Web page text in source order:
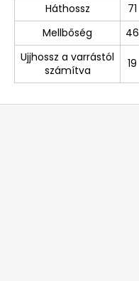
Háthossz
71
Mellbőség
46
Ujjhossz a varrástól
számítva
19
L